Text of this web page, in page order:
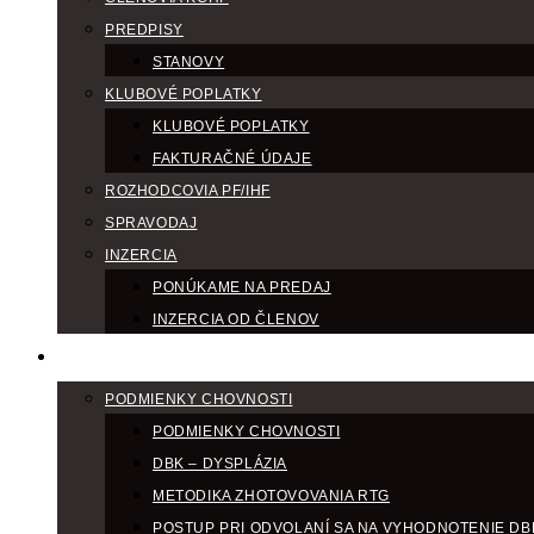
PREDPISY
STANOVY
KLUBOVÉ POPLATKY
KLUBOVÉ POPLATKY
FAKTURAČNÉ ÚDAJE
ROZHODCOVIA PF/IHF
SPRAVODAJ
INZERCIA
PONÚKAME NA PREDAJ
INZERCIA OD ČLENOV
PODMIENKY CHOVNOSTI
PODMIENKY CHOVNOSTI
DBK – DYSPLÁZIA
METODIKA ZHOTOVOVANIA RTG
POSTUP PRI ODVOLANÍ SA NA VYHODNOTENIE